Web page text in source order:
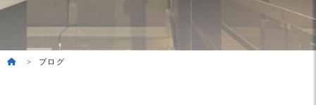
ブログ